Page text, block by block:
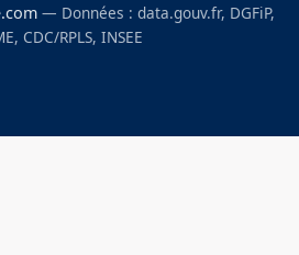
— Données : data.gouv.fr, DGFiP,
CDC/RPLS, INSEE